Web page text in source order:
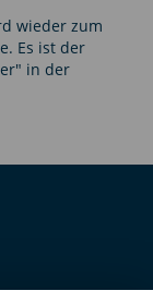
wieder zum
Es ist der
in der